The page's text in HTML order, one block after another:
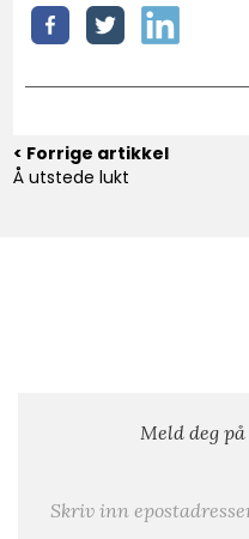
< Forrige artikkel
Å utstede lukt
Meld deg